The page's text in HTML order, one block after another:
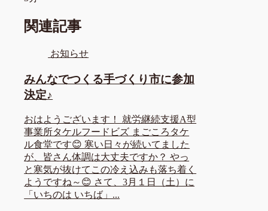
関連記事
お知らせ
みんなでつくる手づくり市に参加
決定♪
おはようございます！ 就労継続支援A型
事業所タケルフードビズ まごころタケ
ル食堂です😊 寒い日々が続いてました
が、皆さん体調は大丈夫ですか？ やっ
と寒気が抜けてこの冷え込みも落ち着く
ようですね～😊 さて、3月１日（土）に
「いちのは いちば」...